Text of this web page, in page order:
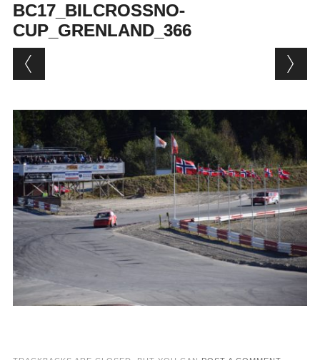
BC17_BILCROSSNO-
CUP_GRENLAND_366